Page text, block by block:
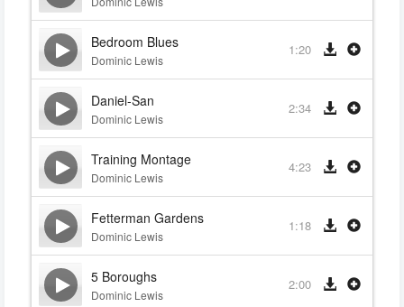
Bedroom Blues
Dominic Lewis
1:20
Daniel-San
Dominic Lewis
2:34
Training Montage
Dominic Lewis
4:23
Fetterman Gardens
Dominic Lewis
1:18
5 Boroughs
Dominic Lewis
2:00